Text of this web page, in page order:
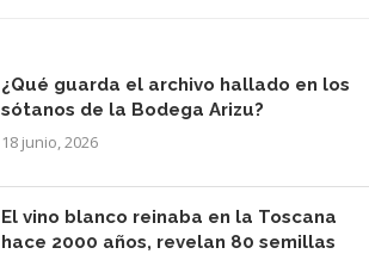
¿Qué guarda el archivo hallado en los
sótanos de la Bodega Arizu?
18 junio, 2026
El vino blanco reinaba en la Toscana
hace 2000 años, revelan 80 semillas